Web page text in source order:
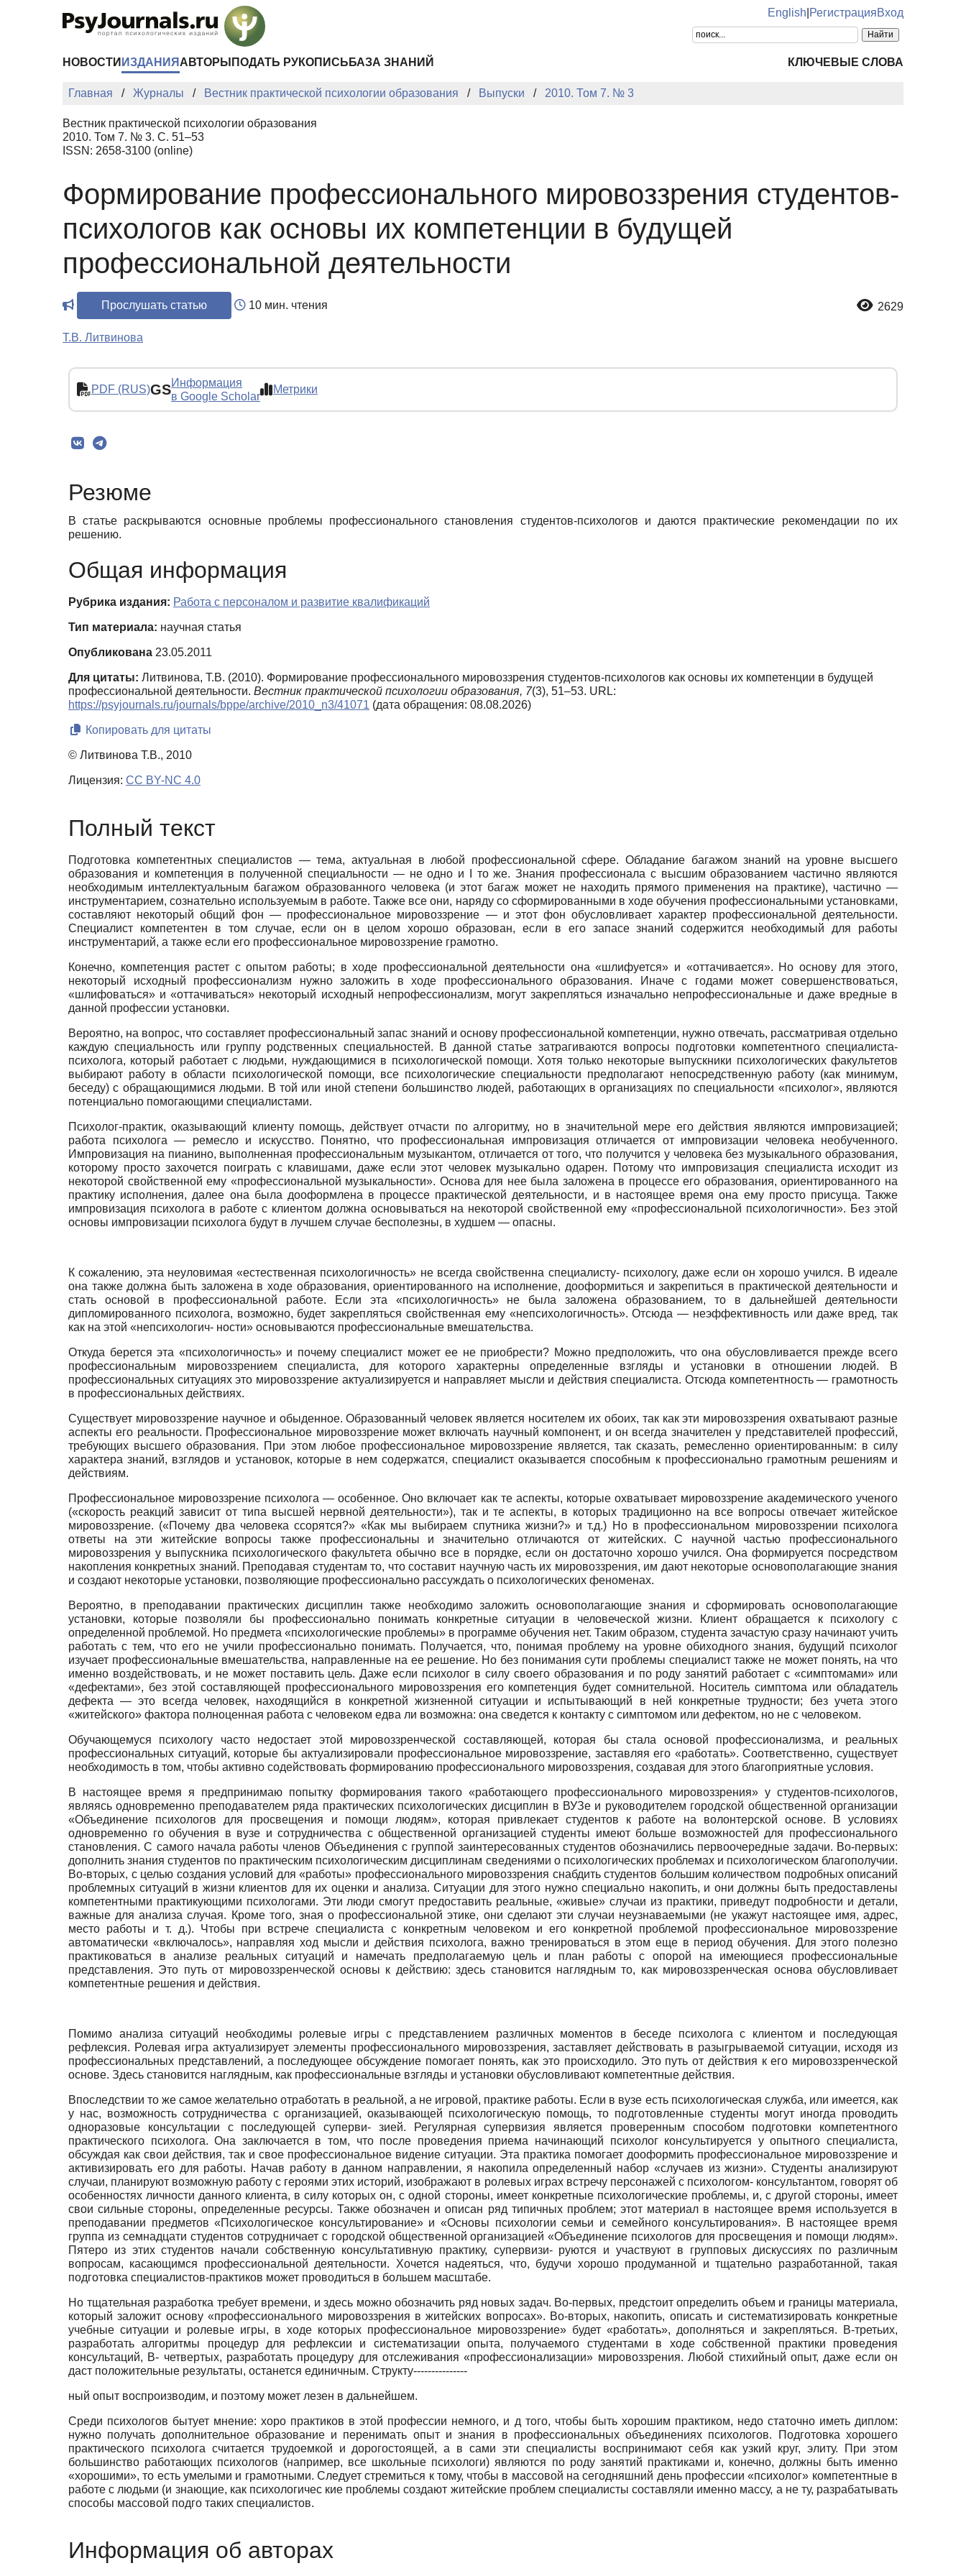
English РегистрацияВход
НОВОСТИ ИЗДАНИЯ АВТОРЫ ПОДАТЬ РУКОПИСЬ БАЗА ЗНАНИЙ КЛЮЧЕВЫЕ СЛОВА
Главная Журналы Вестник практической психологии образования Выпуски 2010. Том 7. № 3
Вестник практической психологии образования
2010. Том 7. № 3. С. 51–53
ISSN: 2658-3100 (online)
Формирование профессионального мировоззрения студентов-
психологов как основы их компетенции в будущей
профессиональной деятельности
Прослушать статью 10 мин. чтения 2629
Т.В. Литвинова
PDF (RUS)GSИнформация
в Google Scholar
Метрики
Резюме
В статье раскрываются основные проблемы профессионального становления студентов-психологов и даются практические рекомендации по их
решению.
Общая информация
Рубрика издания: Работа с персоналом и развитие квалификаций
Тип материала: научная статья
Опубликована 23.05.2011
Для цитаты: Литвинова, Т.В. (2010). Формирование профессионального мировоззрения студентов-психологов как основы их компетенции в будущей
профессиональной деятельности. Вестник практической психологии образования, 7(3), 51–53. URL:
https://psyjournals.ru/journals/bppe/archive/2010_n3/41071 (дата обращения: 08.08.2026)
Копировать для цитаты
© Литвинова Т.В., 2010
Лицензия: CC BY-NC 4.0
Полный текст
Подготовка компетентных специалистов — тема, актуальная в любой профессиональной сфере. Обладание багажом знаний на уровне высшего
образования и компетенция в полученной специальности — не одно и I то же. Знания профессионала с высшим образованием частично являются
необходимым интеллектуальным багажом образованного человека (и этот багаж может не находить прямого применения на практике), частично —
инструментарием, сознательно используемым в работе. Также все они, наряду со сформированными в ходе обучения профессиональными установками,
составляют некоторый общий фон — профессиональное мировоззрение — и этот фон обусловливает характер профессиональной деятельности.
Специалист компетентен в том случае, если он в целом хорошо образован, если в его запасе знаний содержится необходимый для работы
инструментарий, а также если его профессиональное мировоззрение грамотно.
Конечно, компетенция растет с опытом работы; в ходе профессиональной деятельности она «шлифуется» и «оттачивается». Но основу для этого,
некоторый исходный профессионализм нужно заложить в ходе профессионального образования. Иначе с годами может совершенствоваться,
«шлифоваться» и «оттачиваться» некоторый исходный непрофессионализм, могут закрепляться изначально непрофессиональные и даже вредные в
данной профессии установки.
Вероятно, на вопрос, что составляет профессиональный запас знаний и основу профессиональной компетенции, нужно отвечать, рассматривая отдельно
каждую специальность или группу родственных специальностей. В данной статье затрагиваются вопросы подготовки компетентного специалиста-
психолога, который работает с людьми, нуждающимися в психологической помощи. Хотя только некоторые выпускники психологических факультетов
выбирают работу в области психологической помощи, все психологические специальности предполагают непосредственную работу (как минимум,
беседу) с обращающимися людьми. В той или иной степени большинство людей, работающих в организациях по специальности «психолог», являются
потенциально помогающими специалистами.
Психолог-практик, оказывающий клиенту помощь, действует отчасти по алгоритму, но в значительной мере его действия являются импровизацией;
работа психолога — ремесло и искусство. Понятно, что профессиональная импровизация отличается от импровизации человека необу­ченного.
Импровизация на пианино, выполненная профессиональным музыкантом, отличается от того, что получится у человека без музыкального образования,
которому просто захочется поиграть с клавишами, даже если этот человек музыкально одарен. Потому что импровизация специалиста исходит из
некоторой свойственной ему «профессиональной музыкальности». Основа для нее была заложена в процессе его образования, ориентированного на
практику исполнения, далее она была дооформ­лена в процессе практической деятельности, и в настоящее время она ему просто присуща. Также
импровизация психолога в работе с клиентом должна основываться на некоторой свойственной ему «профессиональной психологичности». Без этой
основы импровизации психолога будут в лучшем случае бесполезны, в худшем — опасны.
К сожалению, эта неуловимая «естественная пси­хологичность» не всегда свойственна специалисту- психологу, даже если он хорошо учился. В идеале
она также должна быть заложена в ходе образования, ориентированного на исполнение, дооформить­ся и закрепиться в практической деятельности и
стать основой в профессиональной работе. Если эта «пси­хологичность» не была заложена образованием, то в дальнейшей деятельности
дипломированного психолога, возможно, будет закрепляться свойственная ему «непсихологичность». Отсюда — неэффективность или даже вред, так
как на этой «непсихологич- ности» основываются профессиональные вмешательства.
Откуда берется эта «психологичность» и почему специалист может ее не приобрести? Можно предположить, что она обусловливается прежде всего
профессиональным мировоззрением специалиста, для которого характерны определенные взгляды и установки в отношении людей. В
профессиональных ситуациях это мировоззрение актуализируется и направляет мысли и действия специалиста. Отсюда компетентность — грамотность
в профессиональных действиях.
Существует мировоззрение научное и обыденное. Образованный человек является носителем их обоих, так как эти мировоззрения охватывают разные
аспекты его реальности. Профессиональное мировоззрение может включать научный компонент, и он всегда значителен у представителей профессий,
требующих высшего образования. При этом любое профессиональное мировоззрение является, так сказать, ремесленно ориентированным: в силу
характера знаний, взглядов и установок, которые в нем содержатся, специалист оказывается способным к профессионально грамотным решениям и
действиям.
Профессиональное мировоззрение психолога — особенное. Оно включает как те аспекты, которые охватывает мировоззрение академического ученого
(«скорость реакций зависит от типа высшей нервной деятельности»), так и те аспекты, в которых традиционно на все вопросы отвечает житейское
мировоззрение. («Почему два человека ссорятся?» «Как мы выбираем спутника жизни?» и т.д.) Но в профессиональном мировоззрении психолога
ответы на эти житейские вопросы также профессиональны и значительно отличаются от житейских. С научной частью профессионального
мировоззрения у выпускника психологического факультета обычно все в порядке, если он достаточно хорошо учился. Она формируется посредством
накопления конкретных знаний. Преподавая студентам то, что составит научную часть их мировоззрения, им дают некоторые основополагающие знания
и создают некоторые установки, позволяющие профессионально рассуждать о психологических феноменах.
Вероятно, в преподавании практических дисциплин также необходимо заложить основополагающие знания и сформировать основополагающие
установки, которые позволяли бы профессионально понимать конкретные ситуации в человеческой жизни. Клиент обращается к психологу с
определенной проблемой. Но предмета «психологические проблемы» в программе обучения нет. Таким образом, студента зачастую сразу начинают учить
работать с тем, что его не учили профессионально понимать. Получается, что, понимая проблему на уровне обиходного знания, будущий психолог
изучает профессиональные вмешательства, направленные на ее решение. Но без понимания сути проблемы специалист также не может понять, на что
именно воздействовать, и не может поставить цель. Даже если психолог в силу своего образования и по роду занятий работает с «симптомами» или
«дефектами», без этой составляющей профессионального мировоззрения его компетенция будет сомнительной. Носитель симптома или обладатель
дефекта — это всегда человек, находящийся в конкретной жизненной ситуации и испытывающий в ней конкретные трудности; без учета этого
«житейского» фактора полноценная работа с человеком едва ли возможна: она сведется к контакту с симптомом или дефектом, но не с человеком.
Обучающемуся психологу часто недостает этой мировоззренческой составляющей, которая бы стала основой профессионализма, и реальных
профессиональных ситуаций, которые бы актуализировали профессиональное мировоззрение, заставляя его «работать». Соответственно, существует
необходимость в том, чтобы активно содействовать формированию профессионального мировоззрения, создавая для этого благоприятные условия.
В настоящее время я предпринимаю попытку формирования такого «работающего профессионального мировоззрения» у студентов-психологов,
являясь одновременно преподавателем ряда практических психологических дисциплин в ВУЗе и руководителем городской общественной организации
«Объединение психологов для просвещения и помощи людям», которая привлекает студентов к работе на волонтерской основе. В условиях
одновременно го обучения в вузе и сотрудничества с общественной организацией студенты имеют больше возможностей для профессионального
становления. С самого начала работы членов Объединения с группой заинтересованных студентов обозначились первоочередные задачи. Во-первых:
дополнить знания студентов по практическим психологическим дисциплинам сведениями о психологических проблемах и психологическом благополучии.
Во-вторых, с целью создания условий для «работы» профессионального мировоззрения снабдить студентов большим количеством подробных описаний
проблемных ситуаций в жизни клиентов для их оценки и анализа. Ситуации для этого нужно специально накопить, и они должны быть предоставлены
компетентными практикующими психологами. Эти люди смогут предоставить реальные, «живые» случаи из практики, приведут подробности и детали,
важные для анализа случая. Кроме того, зная о профессиональной этике, они сделают эти случаи неузнаваемыми (не укажут настоящее имя, адрес,
место работы и т. д.). Чтобы при встрече специалиста с конкретным человеком и его конкретной проблемой профессиональное мировоззрение
автоматически «включалось», направляя ход мысли и действия психолога, важно тренироваться в этом еще в период обучения. Для этого полезно
практиковаться в анализе реальных ситуаций и намечать предполагаемую цель и план работы с опорой на имеющиеся профессиональные
представления. Это путь от мировоззренческой основы к действию: здесь становится наглядным то, как мировоззренческая основа обусловливает
компетентные решения и действия.
Помимо анализа ситуаций необходимы ролевые игры с представлением различных моментов в беседе психолога с клиентом и последующая
рефлексия. Ролевая игра актуализирует элементы профессионального мировоззрения, заставляет действовать в разыгрываемой ситуации, исходя из
профессиональных представлений, а последующее обсуждение помогает понять, как это происходило. Это путь от действия к его мировоззренческой
основе. Здесь становится наглядным, как профессиональные взгляды и установки обусловливают компетентные действия.
Впоследствии то же самое желательно отработать в реальной, а не игровой, практике работы. Если в вузе есть психологическая служба, или имеется, как
у нас, возможность сотрудничества с организацией, оказывающей психологическую помощь, то подготовленные студенты могут иногда проводить
одноразовые консультации с последующей суперви- зией. Регулярная супервизия является проверенным способом подготовки компетентного
практического психолога. Она заключается в том, что после проведения приема начинающий психолог консультируется у опытного специалиста,
обсуждая как свои действия, так и свое профессиональное видение ситуации. Эта практика помогает дооформить профессиональное мировоззрение и
активизировать его для работы. Начав работу в данном направлении, я накопила определенный набор «случаев из жизни». Студенты анализируют
случаи, планируют возможную работу с героями этих историй, изображают в ролевых играх встречу персонажей с психологом- консультантом, говорят об
особенностях личности данного клиента, в силу которых он, с одной стороны, имеет конкретные психологические проблемы, и, с другой стороны, имеет
свои сильные стороны, определенные ресурсы. Также обозначен и описан ряд типичных проблем; этот материал в настоящее время используется в
преподавании предметов «Психологическое консультирование» и «Основы психологии семьи и семейного консультирования». В настоящее время
группа из семнадцати студентов сотрудничает с городской общественной организацией «Объединение психологов для просвещения и помощи людям».
Пятеро из этих студентов начали собственную консультативную практику, супервизи- руются и участвуют в групповых дискуссиях по различным
вопросам, касающимся профессиональной деятельности. Хочется надеяться, что, будучи хорошо продуманной и тщательно разработанной, такая
подготовка специалистов-практиков может проводиться в большем масштабе.
Но тщательная разработка требует времени, и здесь можно обозначить ряд новых задач. Во-первых, предстоит определить объем и границы материала,
который заложит основу «профессионального мировоззрения в житейских вопросах». Во-вторых, накопить, описать и систематизировать конкретные
учебные ситуации и ролевые игры, в ходе которых профессиональное мировоззрение» будет «работать», дополняться и закрепляться. В-третьих,
разработать алгоритмы процедур для рефлексии и систематизации опыта, получаемого студентами в ходе собственной практики проведения
консультаций, В- четвертых, разработать процедуру для отслеживания «профессионализации» мировоззрения. Любой стихийный опыт, даже если он
даст положительные результаты, останется единичным. Структу---------------
ный опыт воспроизводим, и поэтому может лезен в дальнейшем.
Среди психологов бытует мнение: хоро практиков в этой профессии немного, и д того, чтобы быть хорошим практиком, недо статочно иметь диплом:
нужно получать дополнительное образование и перенимать опыт и знания в профессиональных объединениях психологов. Подготовка хорошего
практического психолога считается трудоемкой и дорогостоящей, а в сами эти специалисты воспринимают себя как узкий круг, элиту. При этом
большинство работающих психологов (например, все школьные психологи) являются по роду занятий практиками и, конечно, должны быть именно
«хорошими», то есть умелыми и грамотными. Следует стремиться к тому, чтобы в массовой на сегодняшний день профессии «психолог» компетентные в
работе с людьми (и знающие, как психологичес кие проблемы создают житейские проблем специалисты составляли именно массу, а не ту, разрабатывать
способы массовой подго таких специалистов.
Информация об авторах